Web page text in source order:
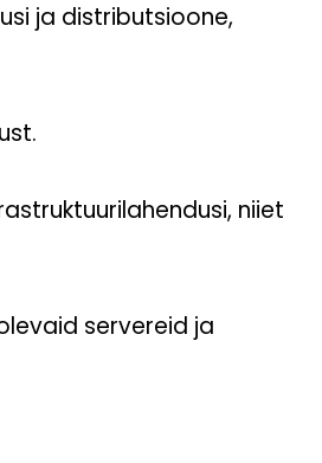
ja distributsioone,
niiet
servereid ja